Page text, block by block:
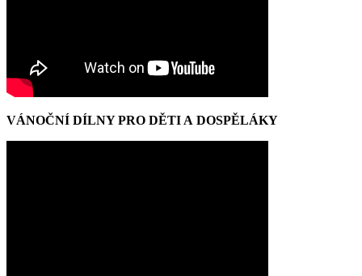
VÁNOČNÍ DÍLNY PRO DĚTI A DOSPĚLÁKY